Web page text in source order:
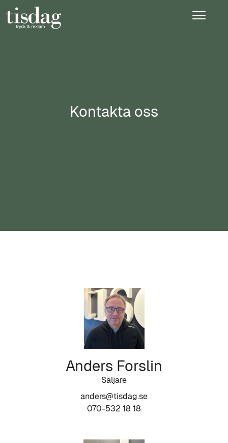
Kontakta oss
Anders Forslin
Säljare
anders@tisdag.se
070-532 18 18